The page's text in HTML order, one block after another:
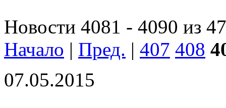
Новости 4081 - 4090 из
Начало | Пред. | 407 408
07.05.2015